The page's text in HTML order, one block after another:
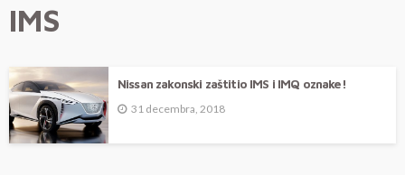
IMS
Nissan zakonski zaštitio IMS i IMQ oznake!
31 decembra, 2018